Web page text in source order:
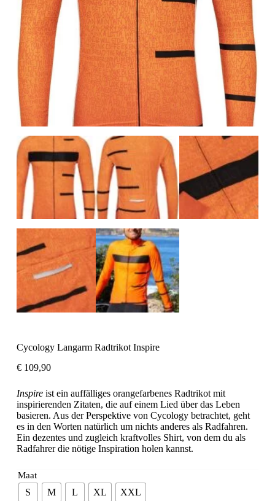
Cycology Langarm Radtrikot Inspire
€109,90
Inspireist ein auffälliges orangefarbenes Radtrikot mit
inspirierenden Zitaten, die auf einem Lied über das Leben
basieren. Aus der Perspektive von Cycology betrachtet, geht
es in den Worten natürlich um nichts anderes als Radfahren.
Ein dezentes und zugleich kraftvolles Shirt, von dem du als
Radfahrer die nötige Inspiration holen kannst.
Maat
S M L XL XXL